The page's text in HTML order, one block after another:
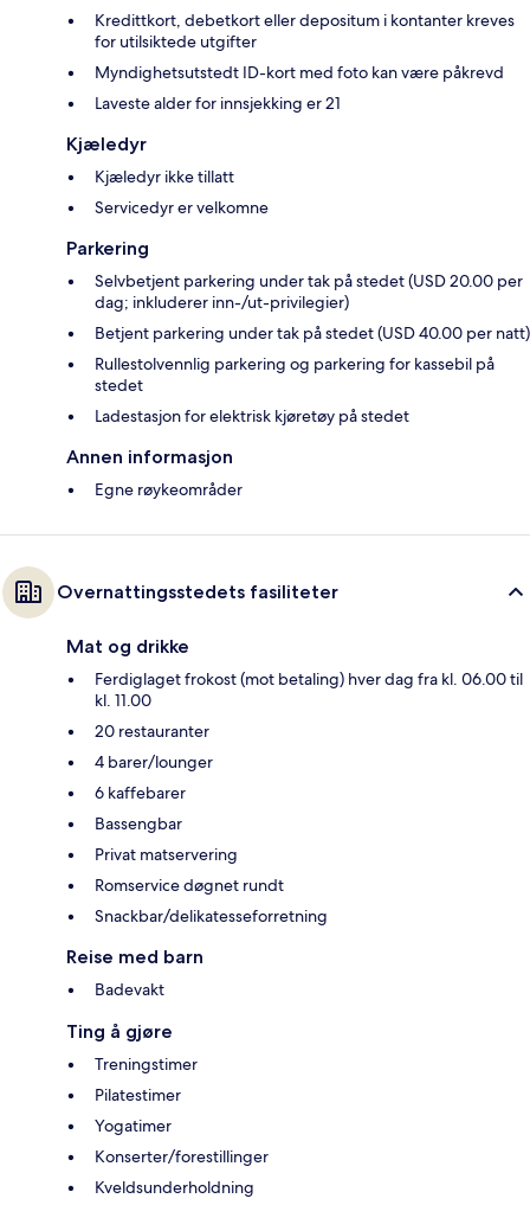
Kredittkort, debetkort eller depositum i kontanter kreves
for utilsiktede utgifter
Myndighetsutstedt ID-kort med foto kan være påkrevd
Laveste alder for innsjekking er 21
Kjæledyr
Kjæledyr ikke tillatt
Servicedyr er velkomne
Parkering
Selvbetjent parkering under tak på stedet (USD 20.00 per
dag; inkluderer inn-/ut-privilegier)
Betjent parkering under tak på stedet (USD 40.00 per natt)
Rullestolvennlig parkering og parkering for kassebil på
stedet
Ladestasjon for elektrisk kjøretøy på stedet
Annen informasjon
Egne røykeområder
Overnattingsstedets fasiliteter
Mat og drikke
Ferdiglaget frokost (mot betaling) hver dag fra kl. 06.00 til
kl. 11.00
20 restauranter
4 barer/lounger
6 kaffebarer
Bassengbar
Privat matservering
Romservice døgnet rundt
Snackbar/delikatesseforretning
Reise med barn
Badevakt
Ting å gjøre
Treningstimer
Pilatestimer
Yogatimer
Konserter/forestillinger
Kveldsunderholdning